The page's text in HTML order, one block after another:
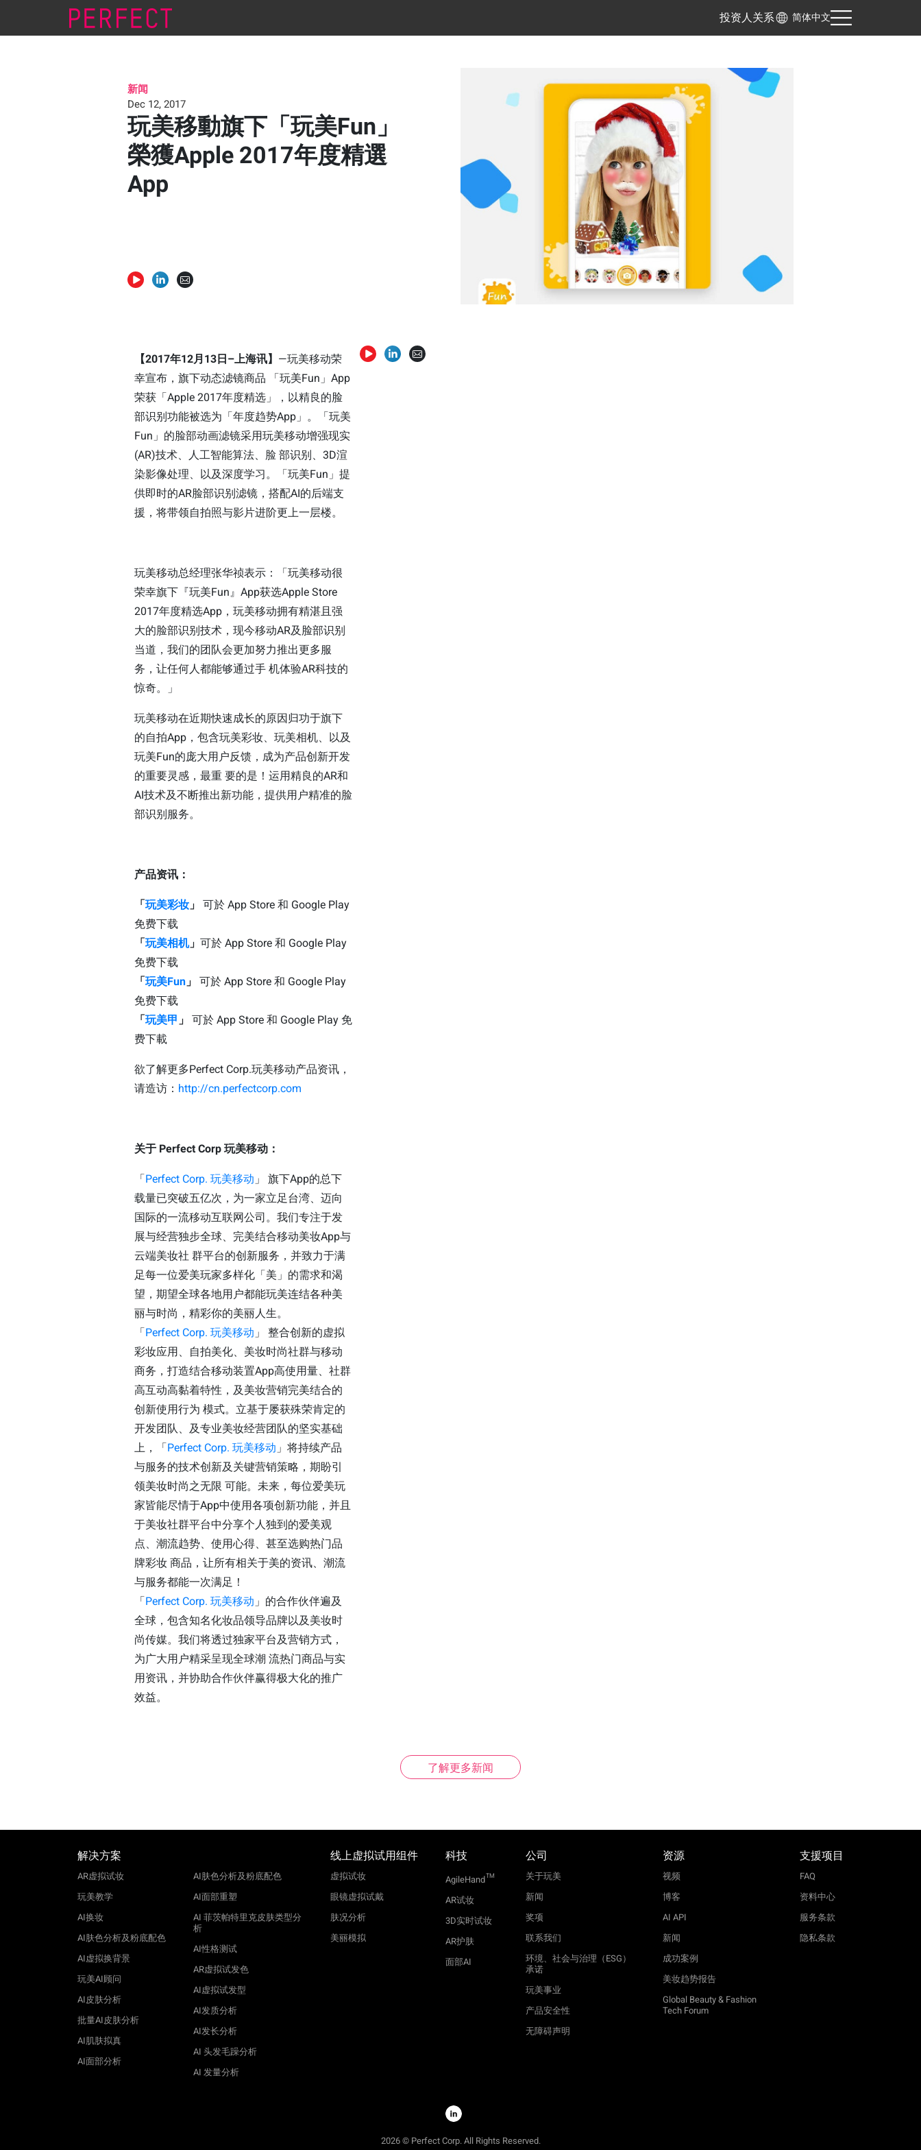
投资人关系 简体中文
新闻
Dec 12, 2017
玩美移動旗下「玩美Fun」
榮獲Apple 2017年度精選
App
【2017年12月13日–上海讯】 —玩美移动荣
幸宣布，旗下动态滤镜商品 「玩美Fun」App
荣获「Apple 2017年度精选」，以精良的脸
部识别功能被选为「年度趋势App」。「玩美
Fun」的脸部动画滤镜采用玩美移动增强现实
(AR)技术、人工智能算法、脸 部识别、3D渲
染影像处理、以及深度学习。「玩美Fun」提
供即时的AR脸部识别滤镜，搭配AI的后端支
援，将带领自拍照与影片进阶更上一层楼。
玩美移动总经理张华祯表示：「玩美移动很
荣幸旗下『玩美Fun』App获选Apple Store
2017年度精选App，玩美移动拥有精湛且强
大的脸部识别技术，现今移动AR及脸部识别
当道，我们的团队会更加努力推出更多服
务，让任何人都能够通过手 机体验AR科技的
惊奇。」
玩美移动在近期快速成长的原因归功于旗下
的自拍App，包含玩美彩妆、玩美相机、以及
玩美Fun的庞大用户反馈，成为产品创新开发
的重要灵感，最重 要的是！运用精良的AR和
AI技术及不断推出新功能，提供用户精准的脸
部识别服务。
产品资讯：
「玩美彩妆 」可於 App Store 和 Google Play
免费下载
「玩美相机」可於 App Store 和 Google Play
免费下载
「玩美Fun 」可於 App Store 和 Google Play
免费下载
「玩美甲 」可於 App Store 和 Google Play 免
费下載
欲了解更多Perfect Corp.玩美移动产品资讯，
请造访： http://cn.perfectcorp.com
关于 Perfect Corp 玩美移动：
「 Perfect Corp. 玩美移动 」 旗下App的总下
载量已突破五亿次，为一家立足台湾、迈向
国际的一流移动互联网公司。我们专注于发
展与经营独步全球、完美结合移动美妆App与
云端美妆社 群平台的创新服务，并致力于满
足每一位爱美玩家多样化「美」的需求和渴
望，期望全球各地用户都能玩美连结各种美
丽与时尚，精彩你的美丽人生。
「 Perfect Corp. 玩美移动 」 整合创新的虚拟
彩妆应用、自拍美化、美妆时尚社群与移动
商务，打造结合移动装置App高使用量、社群
高互动高黏着特性，及美妆营销完美结合的
创新使用行为 模式。立基于屡获殊荣肯定的
开发团队、及专业美妆经营团队的坚实基础
上，「 Perfect Corp. 玩美移动 」将持续产品
与服务的技术创新及关键营销策略，期盼引
领美妆时尚之无限 可能。未来，每位爱美玩
家皆能尽情于App中使用各项创新功能，并且
于美妆社群平台中分享个人独到的爱美观
点、潮流趋势、使用心得、甚至选购热门品
牌彩妆 商品，让所有相关于美的资讯、潮流
与服务都能一次满足！
「 Perfect Corp. 玩美移动 」的合作伙伴遍及
全球，包含知名化妆品领导品牌以及美妆时
尚传媒。我们将透过独家平台及营销方式，
为广大用户精采呈现全球潮 流热门商品与实
用资讯，并协助合作伙伴赢得极大化的推广
效益。
了解更多新闻
解决方案
AR虚拟试妆
玩美教学
AI换妆
AI肤色分析及粉底配色
AI虚拟换背景
玩美AI顾问
AI皮肤分析
批量AI皮肤分析
AI肌肤拟真
AI面部分析
AI肤色分析及粉底配色
AI面部重塑
AI 菲茨帕特里克皮肤类型分
析
AI性格测试
AR虚拟试发色
AI虚拟试发型
AI发质分析
AI发长分析
AI 头发毛躁分析
AI 发量分析
线上虚拟试用组件
虚拟试妆
眼镜虚拟试戴
肤况分析
美丽模拟
科技
AgileHandTM
AR试妆
3D实时试妆
AR护肤
面部AI
公司
关于玩美
新闻
奖项
联系我们
环境、社会与治理（ESG）
承诺
玩美事业
产品安全性
无障碍声明
资源
视频
博客
AI API
新闻
成功案例
美妆趋势报告
Global Beauty & Fashion
Tech Forum
支援项目
FAQ
资料中心
服务条款
隐私条款
2026 © Perfect Corp. All Rights Reserved.